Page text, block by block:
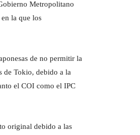
Metropolitano
la que los
de no permitir la
de Tokio, debido a la
el COI como el IPC
original debido a las